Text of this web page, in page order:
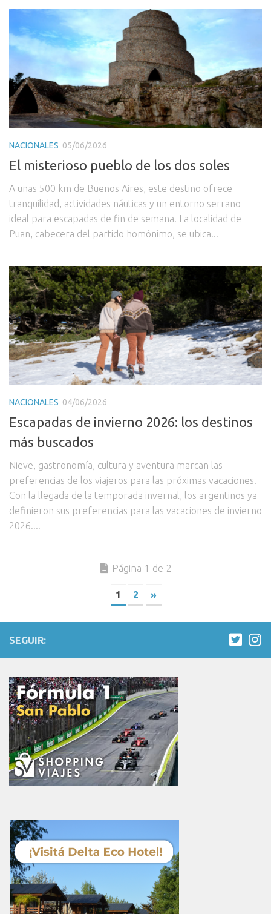
NACIONALES 05/06/2026
El misterioso pueblo de los dos soles
A unas 500 km de Buenos Aires, este destino ofrece
tranquilidad, actividades náuticas y un entorno serrano
ideal para escapadas de fin de semana. La localidad de
Puan, cabecera del partido homónimo, se ubica...
NACIONALES 04/06/2026
Escapadas de invierno 2026: los destinos
más buscados
Nieve, gastronomía, cultura y aventura marcan las
preferencias de los viajeros para las próximas vacaciones.
Con la llegada de la temporada invernal, los argentinos ya
definieron sus preferencias para las vacaciones de invierno
2026....
Página 1 de 2
1 2 »
SEGUIR: